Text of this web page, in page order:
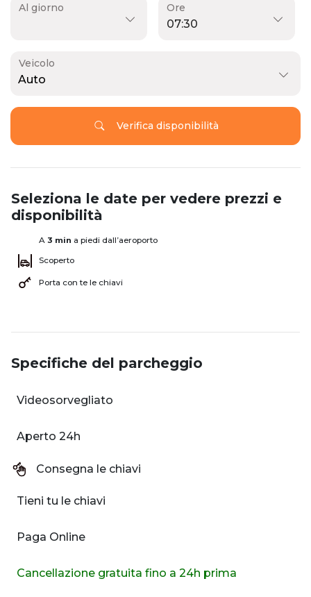
Al giorno Ore
Veicolo
Auto
Verifica disponibilità
Seleziona le date per vedere prezzi e
disponibilità
A 3 min a piedi dall’aeroporto
Scoperto
Porta con te le chiavi
Specifiche del parcheggio
Videosorvegliato
Aperto 24h
Consegna le chiavi
Tieni tu le chiavi
Paga Online
Cancellazione gratuita fino a 24h prima